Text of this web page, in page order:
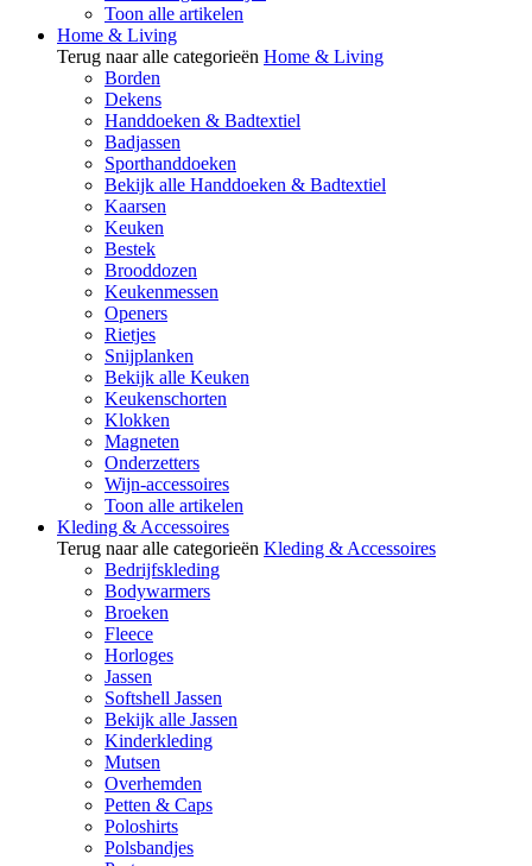
Toon alle artikelen
Home & Living
Terug naar alle categorieën Home & Living
Borden
Dekens
Handdoeken & Badtextiel
Badjassen
Sporthanddoeken
Bekijk alle Handdoeken & Badtextiel
Kaarsen
Keuken
Bestek
Brooddozen
Keukenmessen
Openers
Rietjes
Snijplanken
Bekijk alle Keuken
Keukenschorten
Klokken
Magneten
Onderzetters
Wijn-accessoires
Toon alle artikelen
Kleding & Accessoires
Terug naar alle categorieën Kleding & Accessoires
Bedrijfskleding
Bodywarmers
Broeken
Fleece
Horloges
Jassen
Softshell Jassen
Bekijk alle Jassen
Kinderkleding
Mutsen
Overhemden
Petten & Caps
Poloshirts
Polsbandjes